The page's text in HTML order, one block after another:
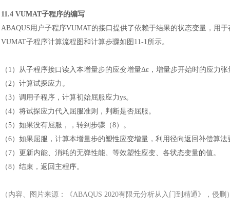
11.4 VUMAT子程序的编写
ABAQUS用户子程序VUMAT的接口提供了依赖于结果的状态变量，用
VUMAT子程序计算流程图和计算步骤如图11-1所示。
（1） 从子程序接口读入本增量步的应变增量Δε，增量步开始时的应力
（2） 计算试探应力。
（3）调用子程序，计算初始屈服应力ys。
（4）将试探应力代入屈服准则，判断是否屈服。
（5）如果没有屈服，，转到步骤（8）。
（6）如果屈服，计算本增量步的塑性应变增量，利用径向返回补偿算
（ 7）更新内能、消耗的无弹性能、等效塑性应变、各状态变量的值。
（8）结束，返回主程序。
（内容、图片来源：《ABAQUS 2020有限元分析从入门到精通 》，侵删